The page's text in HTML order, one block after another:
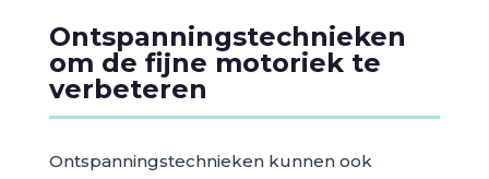
Ontspanningstechnieken
om de fijne motoriek te
verbeteren
Ontspanningstechnieken kunnen ook